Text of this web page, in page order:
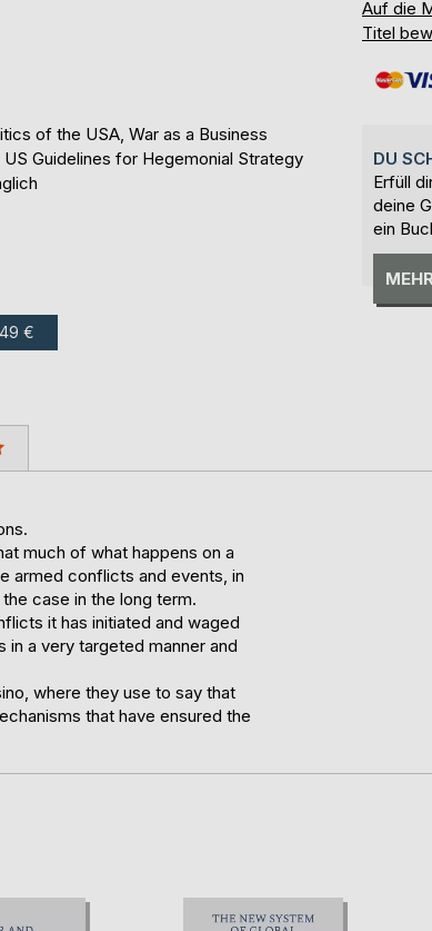
of the USA, War as a Business
Guidelines for Hegemonial Strategy
€
Auf die
Titel
DU
Erfüll
deine
ein
much of what happens on a
armed conflicts and events, in
case in the long term.
it has initiated and waged
a very targeted manner and
where they use to say that
that have ensured the